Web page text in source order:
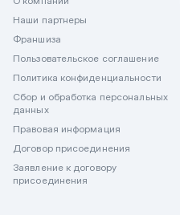
Наши партнеры
Франшиза
Пользовательское соглашение
Политика конфиденциальности
Сбор и обработка персональных
данных
Правовая информация
Договор присоединения
Заявление к договору
присоединения